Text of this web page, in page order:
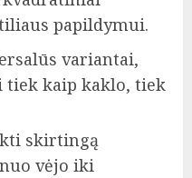
papildymui.
variantai,
tiek kaip kaklo, tiek
skirtingą
vėjo iki